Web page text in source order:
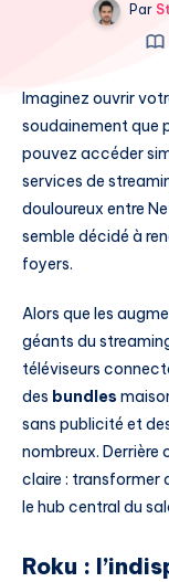
Par
Imaginez ouvrir
soudainement que
pouvez accéder
services de
douloureux entre
semble décidé à
foyers.
Alors que les
géants du
téléviseurs
des bundles
sans publicité et
nombreux.
claire : transformer
le hub central du
Roku :